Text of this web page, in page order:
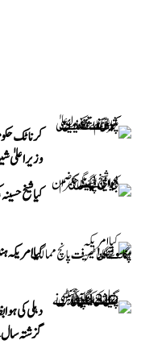
کرناٹک
وزیر اعلیٰ
کیا شیخ
کیا
دہلی کی
گزشتہ سال سے 12 پوائنٹس